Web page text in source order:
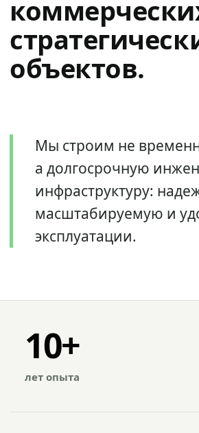
объектов.
Мы строим не
а долгосрочную
инфраструктуру:
масштабируемую и
эксплуатации.
10+
лет опыта